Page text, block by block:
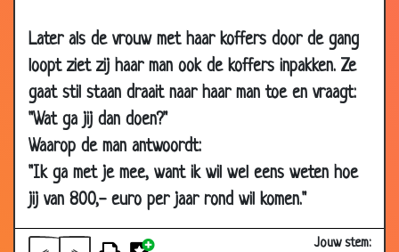
Later als de vrouw met haar koffers door de gang
loopt ziet zij haar man ook de koffers inpakken. Ze
gaat stil staan draait naar haar man toe en vraagt:
"Wat ga jij dan doen?"
Waarop de man antwoordt:
"Ik ga met je mee, want ik wil wel eens weten hoe
jij van 800,- euro per jaar rond wil komen."
Jouw stem:
2007
16 Aug
2007
Vreemdgaan? 3.95
13 Aug
2007
Vrijgezelle
13 Aug
2007
Vrouwen winkelcentrum 3.90
09 Aug
Bellen 3.55